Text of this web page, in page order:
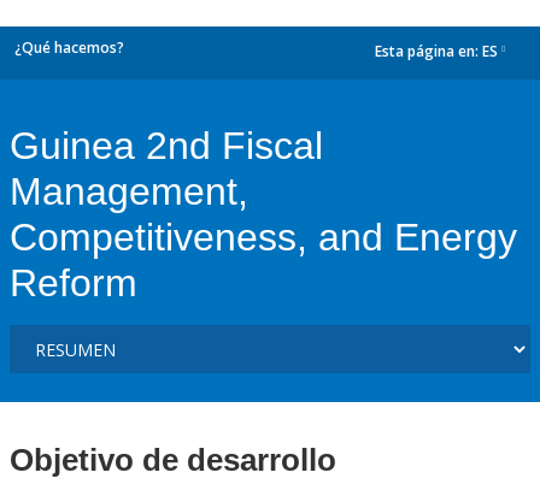
¿Qué hacemos? Esta página en: ES
Guinea 2nd Fiscal
Management,
Competitiveness, and Energy
Reform
Objetivo de desarrollo